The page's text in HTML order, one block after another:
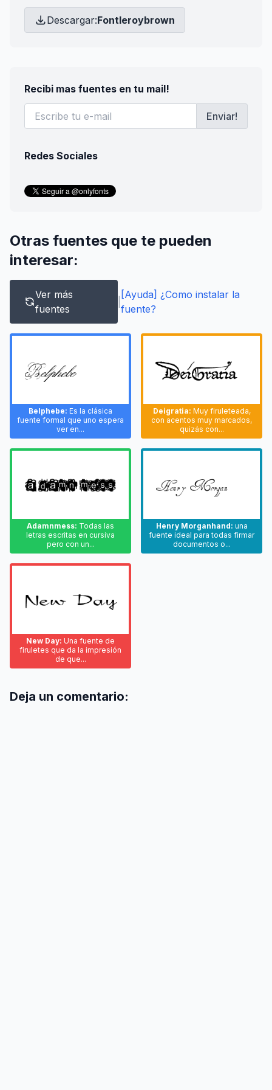
Descargar:Fontleroybrown
Recibi mas fuentes en tu mail!
Enviar!
Redes Sociales
Otras fuentes que te pueden
interesar:
Ver más
fuentes
[Ayuda] ¿Como instalar la
fuente?
Belphebe: Es la clásica
fuente formal que uno espera
ver en...
Deigratia: Muy firuleteada,
con acentos muy marcados,
quizás con...
Adamnmess: Todas las
letras escritas en cursiva
pero con un...
Henry Morganhand: una
fuente ideal para todas firmar
documentos o...
New Day: Una fuente de
firuletes que da la impresión
de que...
Deja un comentario: